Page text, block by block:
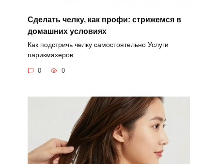
Сделать челку, как профи: стрижемся в
домашних условиях
Как подстричь челку самостоятельно Услуги
парикмахеров
0 0